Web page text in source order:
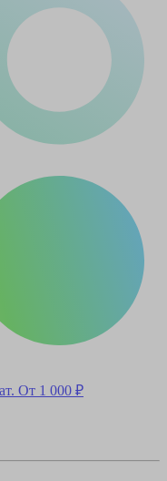
От 1 000 ₽